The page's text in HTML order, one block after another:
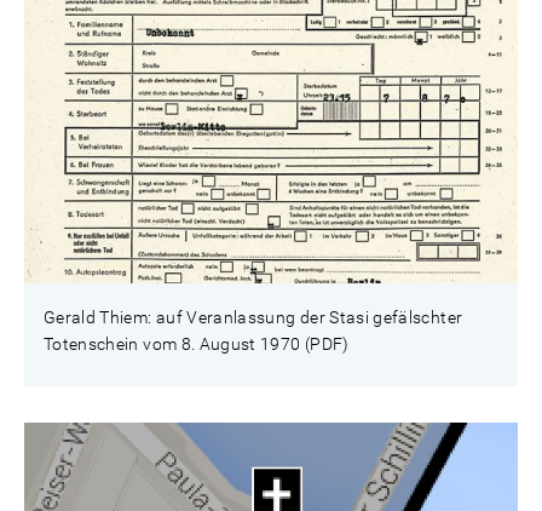
Gerald Thiem: auf Veranlassung der Stasi gefälschter
Totenschein vom 8. August 1970 (PDF)